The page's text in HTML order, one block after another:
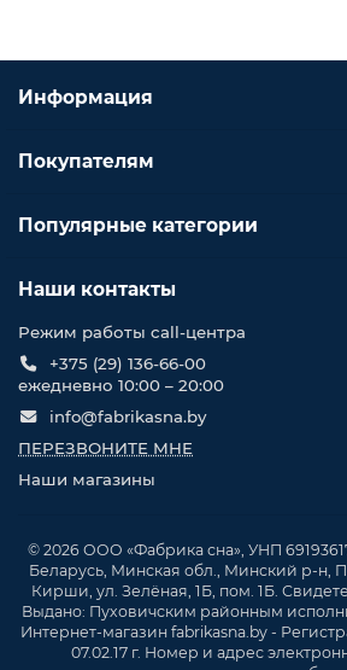
Информация
Покупателям
Популярные категории
Наши контакты
Режим работы call-центра
+375 (29) 136-66-00
ежедневно 10:00 – 20:00
info@fabrikasna.by
ПЕРЕЗВОНИТЕ МНЕ
Наши магазины
© 2026 ООО «Фабрика сна», УНП
Беларусь, Минская обл., Минский р-н,
Кирши, ул. Зелёная, 1Б, пом. 1Б.
Выдано: Пуховичским районным
Интернет-магазин fabrikasna.by -
07.02.17 г. Номер и адрес